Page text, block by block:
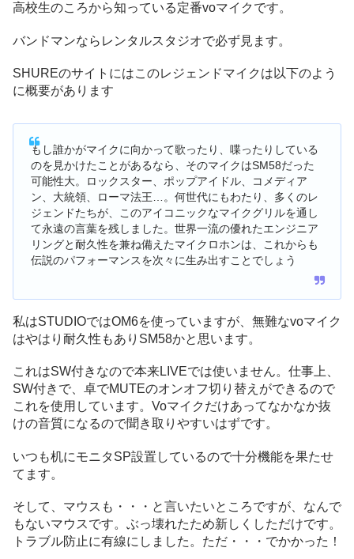
高校生のころから知っている定番voマイクです。
バンドマンならレンタルスタジオで必ず見ます。
SHUREのサイトにはこのレジェンドマイクは以下のよう
に概要があります
もし誰かがマイクに向かって歌ったり、喋ったりしている
のを見かけたことがあるなら、そのマイクはSM58だった
可能性大。ロックスター、ポップアイドル、コメディア
ン、大統領、ローマ法王…。何世代にもわたり、多くのレ
ジェンドたちが、このアイコニックなマイクグリルを通し
て永遠の言葉を残しました。世界一流の優れたエンジニア
リングと耐久性を兼ね備えたマイクロホンは、これからも
伝説のパフォーマンスを次々に生み出すことでしょう
私はSTUDIOではOM6を使っていますが、無難なvoマイク
はやはり耐久性もありSM58かと思います。
これはSW付きなので本来LIVEでは使いません。仕事上、
SW付きで、卓でMUTEのオンオフ切り替えができるので
これを使用しています。Voマイクだけあってなかなか抜
けの音質になるので聞き取りやすいはずです。
いつも机にモニタSP設置しているので十分機能を果たせ
てます。
そして、マウスも・・・と言いたいところですが、なんで
もないマウスです。ぶっ壊れたため新しくしただけです。
トラブル防止に有線にしました。ただ・・・でかかった！